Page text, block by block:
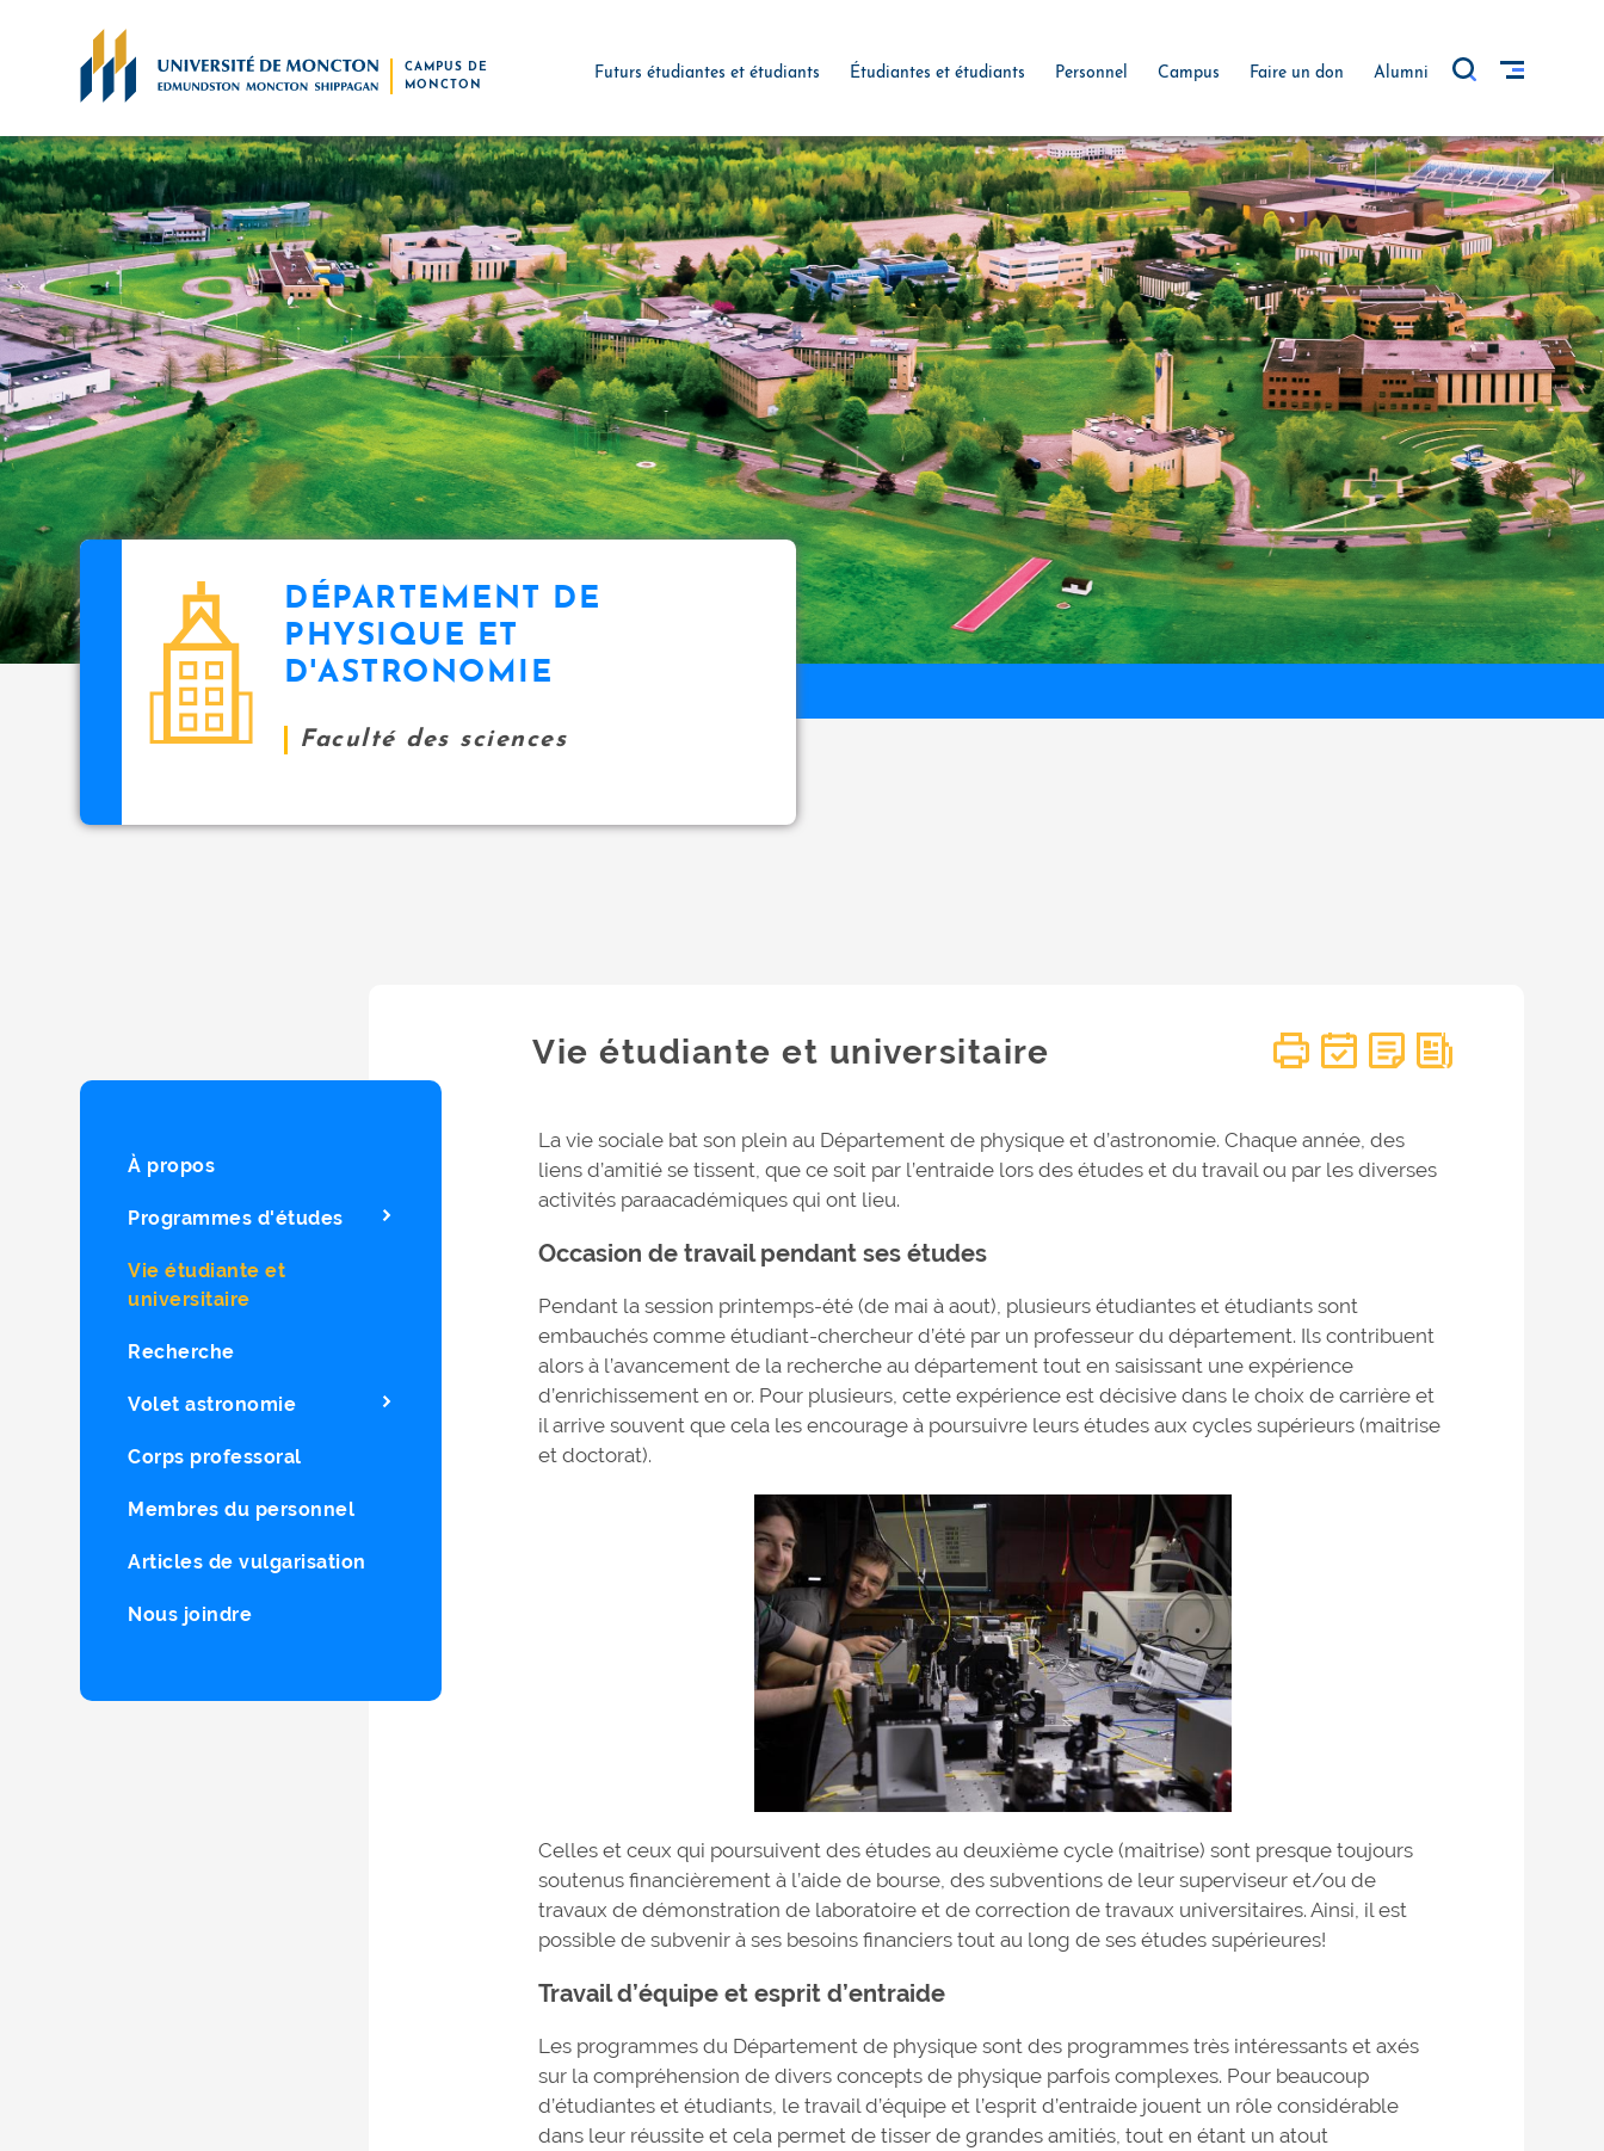
CAMPUS DE
MONCTON
Futurs étudiantes et étudiants Étudiantes et étudiants Personnel Campus Faire un don Alumni
DÉPARTEMENT DE
PHYSIQUE ET
D'ASTRONOMIE
Faculté des sciences
À propos
Programmes d'études
Vie étudiante et
universitaire
Recherche
Volet astronomie
Corps professoral
Membres du personnel
Articles de vulgarisation
Nous joindre
Vie étudiante et universitaire
La vie sociale bat son plein au Département de physique et d’astronomie. Chaque année, des
liens d’amitié se tissent, que ce soit par l’entraide lors des études et du travail ou par les diverses
activités paraacadémiques qui ont lieu.
Occasion de travail pendant ses études
Pendant la session printemps-été (de mai à aout), plusieurs étudiantes et étudiants sont
embauchés comme étudiant-chercheur d’été par un professeur du département. Ils contribuent
alors à l’avancement de la recherche au département tout en saisissant une expérience
d’enrichissement en or. Pour plusieurs, cette expérience est décisive dans le choix de carrière et
il arrive souvent que cela les encourage à poursuivre leurs études aux cycles supérieurs (maitrise
et doctorat).
Celles et ceux qui poursuivent des études au deuxième cycle (maitrise) sont presque toujours
soutenus financièrement à l’aide de bourse, des subventions de leur superviseur et/ou de
travaux de démonstration de laboratoire et de correction de travaux universitaires. Ainsi, il est
possible de subvenir à ses besoins financiers tout au long de ses études supérieures!
Travail d’équipe et esprit d’entraide
Les programmes du Département de physique sont des programmes très intéressants et axés
sur la compréhension de divers concepts de physique parfois complexes. Pour beaucoup
d’étudiantes et étudiants, le travail d’équipe et l’esprit d’entraide jouent un rôle considérable
dans leur réussite et cela permet de tisser de grandes amitiés, tout en étant un atout